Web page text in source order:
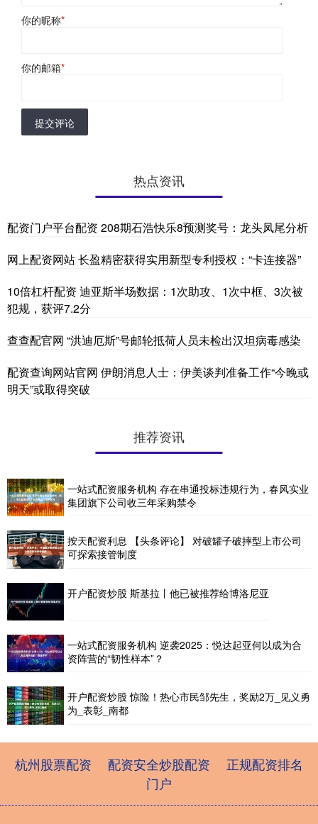
你的昵称*
你的邮箱*
提交评论
热点资讯
配资门户平台配资 208期石浩快乐8预测奖号：龙头凤尾分析
网上配资网站 长盈精密获得实用新型专利授权：“卡连接器”
10倍杠杆配资 迪亚斯半场数据：1次助攻、1次中框、3次被
犯规，获评7.2分
查查配官网 “洪迪厄斯”号邮轮抵荷人员未检出汉坦病毒感染
配资查询网站官网 伊朗消息人士：伊美谈判准备工作“今晚或
明天”或取得突破
推荐资讯
一站式配资服务机构 存在串通投标违规行为，春风实业
集团旗下公司收三年采购禁令
按天配资利息 【头条评论】 对破罐子破摔型上市公司
可探索接管制度
开户配资炒股 斯基拉丨他已被推荐给博洛尼亚
一站式配资服务机构 逆袭2025：悦达起亚何以成为合
资阵营的“韧性样本”？
开户配资炒股 惊险！热心市民邹先生，奖励2万_见义勇
为_表彰_南都
杭州股票配资
配资安全炒股配资
门户
正规配资排名